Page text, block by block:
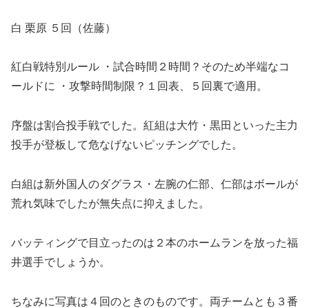
白 栗原 ５回（佐藤）
紅白戦特別ルール ・試合時間２時間？そのため半端なコ
ールドに ・攻撃時間制限？１回表、５回裏で適用。
序盤は割合投手戦でした。紅組は大竹・黒田といった主力
投手が登板して危なげないピッチングでした。
白組は新外国人のダグラス・左腕の仁部、仁部はボールが
荒れ気味でしたが無失点に抑えました。
バッティングで目立ったのは２本のホームランを放った福
井選手でしょうか。
ちなみに写真は４回のときのものです。両チームとも３番